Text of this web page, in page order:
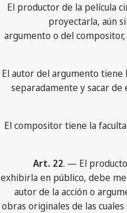
El productor de la película
proyectarla, aún
argumento o del
El autor del argumento tiene
separadamente y sacar
El compositor tiene la
Art. 22. — El
exhibirla en público, debe
autor de la acción o
obras originales de las